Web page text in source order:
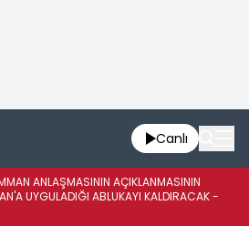
Canlı
ANLAŞMASININ AÇIKLANMASININ
UYGULADIĞI ABLUKAYI KALDIRACAK -